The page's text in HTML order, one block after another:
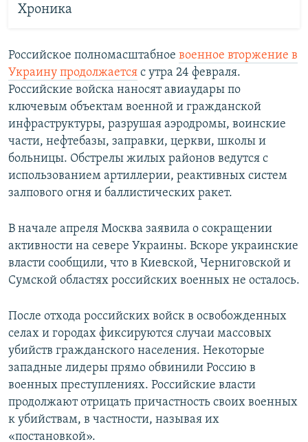
Хроника
Российское полномасштабное военное вторжение в
Украину продолжается с утра 24 февраля.
Российские войска наносят авиаудары по
ключевым объектам военной и гражданской
инфраструктуры, разрушая аэродромы, воинские
части, нефтебазы, заправки, церкви, школы и
больницы. Обстрелы жилых районов ведутся с
использованием артиллерии, реактивных систем
залпового огня и баллистических ракет.
В начале апреля Москва заявила о сокращении
активности на севере Украины. Вскоре украинские
власти сообщили, что в Киевской, Черниговской и
Сумской областях российских военных не осталось.
После отхода российских войск в освобожденных
селах и городах фиксируются случаи массовых
убийств гражданского населения. Некоторые
западные лидеры прямо обвинили Россию в
военных преступлениях. Российские власти
продолжают отрицать причастность своих военных
к убийствам, в частности, называя их
«постановкой».